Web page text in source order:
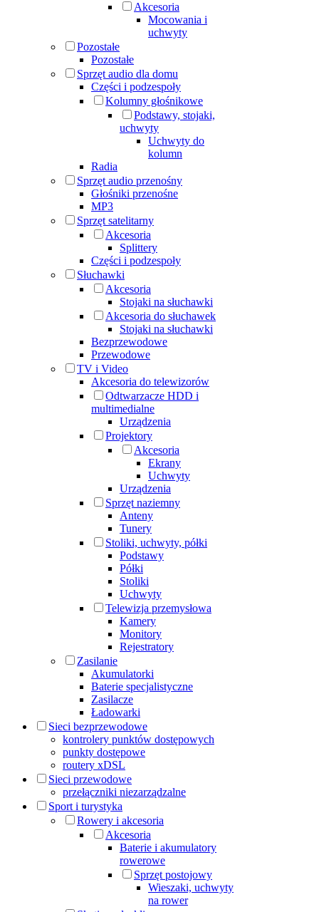
Akcesoria
Mocowania i
uchwyty
Pozostałe
Pozostałe
Sprzęt audio dla domu
Części i podzespoły
Kolumny głośnikowe
Podstawy, stojaki,
uchwyty
Uchwyty do
kolumn
Radia
Sprzęt audio przenośny
Głośniki przenośne
MP3
Sprzęt satelitarny
Akcesoria
Splittery
Części i podzespoły
Słuchawki
Akcesoria
Stojaki na słuchawki
Akcesoria do słuchawek
Stojaki na słuchawki
Bezprzewodowe
Przewodowe
TV i Video
Akcesoria do telewizorów
Odtwarzacze HDD i
multimedialne
Urządzenia
Projektory
Akcesoria
Ekrany
Uchwyty
Urządzenia
Sprzęt naziemny
Anteny
Tunery
Stoliki, uchwyty, półki
Podstawy
Półki
Stoliki
Uchwyty
Telewizja przemysłowa
Kamery
Monitory
Rejestratory
Zasilanie
Akumulatorki
Baterie specjalistyczne
Zasilacze
Ładowarki
Sieci bezprzewodowe
kontrolery punktów dostępowych
punkty dostępowe
routery xDSL
Sieci przewodowe
przełączniki niezarządzalne
Sport i turystyka
Rowery i akcesoria
Akcesoria
Baterie i akumulatory
rowerowe
Sprzęt postojowy
Wieszaki, uchwyty
na rower